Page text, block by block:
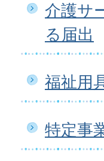
介護サ
る届出
福祉用
特定事